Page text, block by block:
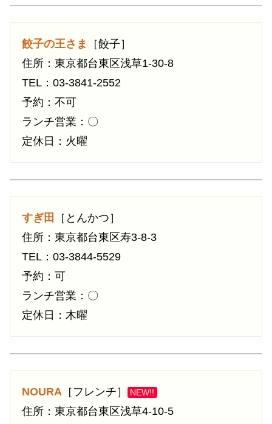
餃子の王さま
［餃子］
住所：東京都台東区浅草1-30-8
TEL：03-3841-2552
予約：不可
ランチ営業：〇
定休日：火曜
すぎ田
［とんかつ］
住所：東京都台東区寿3-8-3
TEL：03-3844-5529
予約：可
ランチ営業：〇
定休日：木曜
NOURA ［フレンチ］ NEW!!
住所：東京都台東区浅草4-10-5